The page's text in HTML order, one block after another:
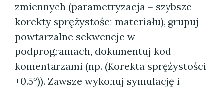
zmiennych (parametryzacja = szybsze
korekty sprężystości materiału), grupuj
powtarzalne sekwencje w
podprogramach, dokumentuj kod
komentarzami (np. (Korekta sprężystości
+0.5°)). Zawsze wykonuj symulację i